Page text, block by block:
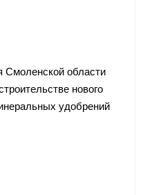
Смоленской области
нового
удобрений